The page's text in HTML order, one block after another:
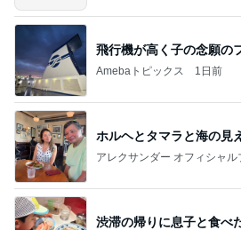
飛行機が高く子の念願の
Amebaトピックス 1日前
ホルヘとタマラと海の見
アレクサンダー オフィシャ
渋滞の帰りに息子と食べ